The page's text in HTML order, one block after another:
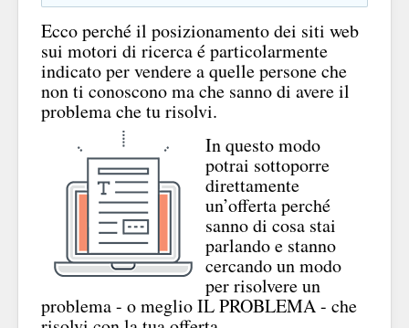
Ecco perché il posizionamento dei siti web
sui motori di ricerca é particolarmente
indicato per vendere a quelle persone che
non ti conoscono ma che sanno di avere il
problema che tu risolvi.
In questo modo
potrai sottoporre
direttamente
un’offerta perché
sanno di cosa stai
parlando e stanno
cercando un modo
per risolvere un
problema - o meglio IL PROBLEMA - che